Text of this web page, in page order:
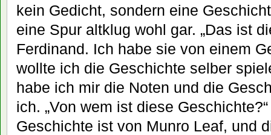
kein Gedicht, sondern eine
eine Spur altklug wohl gar. „Das ist
Ferdinand. Ich habe sie von einem
wollte ich die Geschichte selber
habe ich mir die Noten und die
ich. „Von wem ist diese
Geschichte ist von Munro Leaf, und